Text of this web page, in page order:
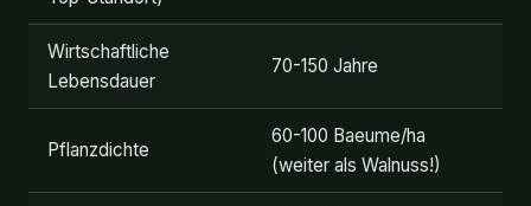
Wirtschaftliche
Lebensdauer
70-150 Jahre
Pflanzdichte
60-100 Baeume/ha
(weiter als Walnuss!)